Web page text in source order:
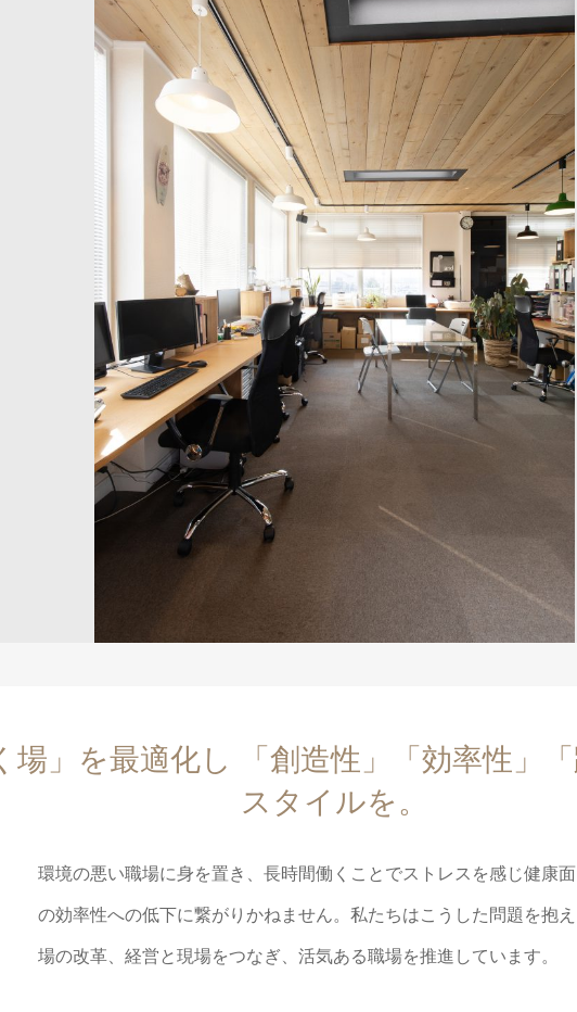
場」を最適化し 「創造性」「効率性」
スタイルを。
環境の悪い職場に身を置き、長時間働くことでストレスを感じ健康
の効率性への低下に繋がりかねません。私たちはこうした問題を抱
場の改革、経営と現場をつなぎ、活気ある職場を推進しています。